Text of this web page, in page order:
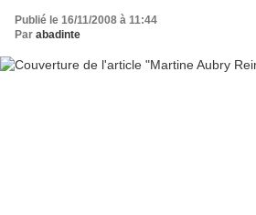
Publié le 16/11/2008 à 11:44
Par abadinte